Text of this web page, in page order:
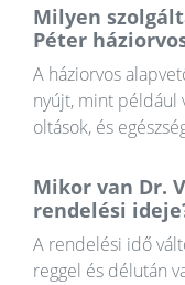
Milyen
Péter
A háziorvos
nyújt, mint például
oltások, és
Mikor van Dr.
rendelési
A rendelési idő
reggel és délután